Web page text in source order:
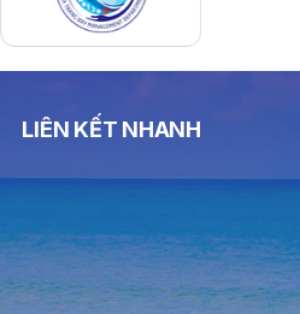
NỘI ĐỊA HÒN MUN
NỘI ĐỊA BẾN TÀU
Dự Toán Thu –
Tháng Đầu Năm 2026
QĐ-VNT Về Việc
LIÊN KẾT NHANH